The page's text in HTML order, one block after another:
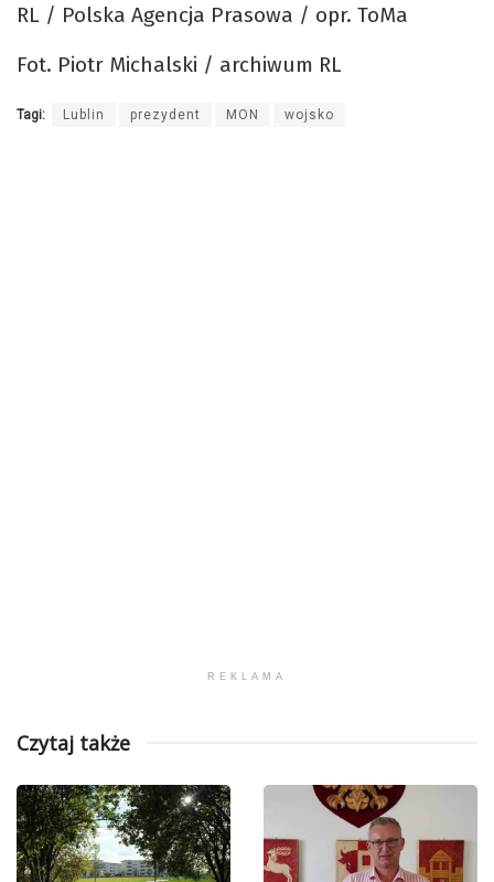
RL / Polska Agencja Prasowa / opr. ToMa
Fot. Piotr Michalski / archiwum RL
Tagi: Lublin prezydent MON wojsko
REKLAMA
Czytaj także